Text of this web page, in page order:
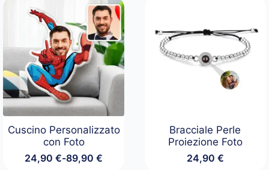
Cuscino Personalizzato
con Foto
24,90€-89,90€
Fascia
Bracciale Perle
Proiezione Foto
24,90 €